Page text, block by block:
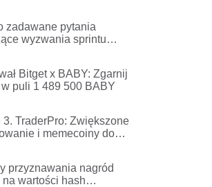
zadawane pytania
wyzwania sprintu
Bitget x BABY: Zgarnij
w puli 1 489 500 BABY
3. TraderPro: Zwiększone
i memecoiny do
przyznawania nagród
na wartości hash